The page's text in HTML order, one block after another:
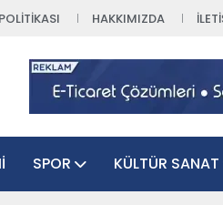
HAKKIMIZDA
SPOR KÜLTÜR SANAT